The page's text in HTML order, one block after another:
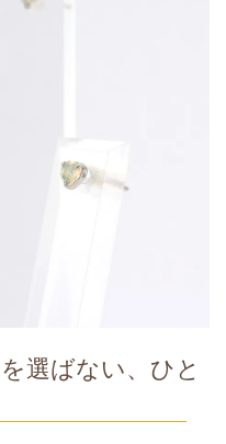
選ばない、ひと